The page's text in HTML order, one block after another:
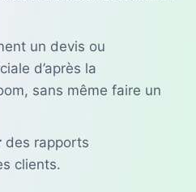
un devis ou
d’après la
sans même faire un
des rapports
clients.